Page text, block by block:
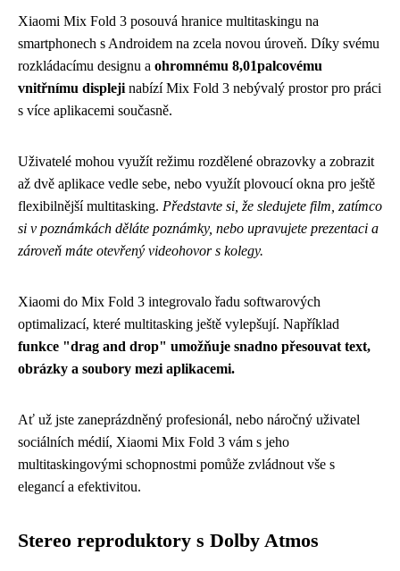
Xiaomi Mix Fold 3 posouvá hranice multitaskingu na
smartphonech s Androidem na zcela novou úroveň. Díky svému
rozkládacímu designu a ohromnému 8,01palcovému
vnitřnímu displeji nabízí Mix Fold 3 nebývalý prostor pro práci
s více aplikacemi současně.
Uživatelé mohou využít režimu rozdělené obrazovky a zobrazit
až dvě aplikace vedle sebe, nebo využít plovoucí okna pro ještě
flexibilnější multitasking. Představte si, že sledujete film, zatímco
si v poznámkách děláte poznámky, nebo upravujete prezentaci a
zároveň máte otevřený videohovor s kolegy.
Xiaomi do Mix Fold 3 integrovalo řadu softwarových
optimalizací, které multitasking ještě vylepšují. Například
funkce "drag and drop" umožňuje snadno přesouvat text,
obrázky a soubory mezi aplikacemi.
Ať už jste zaneprázdněný profesionál, nebo náročný uživatel
sociálních médií, Xiaomi Mix Fold 3 vám s jeho
multitaskingovými schopnostmi pomůže zvládnout vše s
elegancí a efektivitou.
Stereo reproduktory s Dolby Atmos